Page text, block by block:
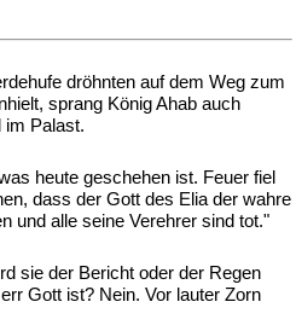
dröhnten auf dem Weg zum
sprang König Ahab auch
im Palast.
heute geschehen ist. Feuer fiel
dass der Gott des Elia der wahre
und alle seine Verehrer sind tot."
sie der Bericht oder der Regen
Gott ist? Nein. Vor lauter Zorn